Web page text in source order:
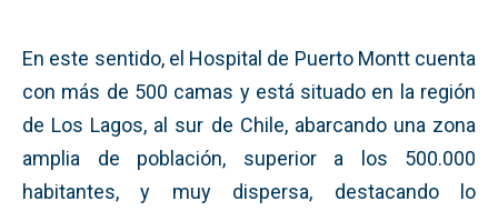
En este sentido, el Hospital de Puerto Montt cuenta
con más de 500 camas y está situado en la región
de Los Lagos, al sur de Chile, abarcando una zona
amplia de población, superior a los 500.000
habitantes, y muy dispersa, destacando lo